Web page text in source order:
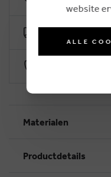
Materialen
Productdetails
website
ALLE